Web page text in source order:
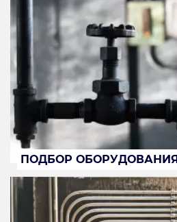
ПОДБОР ОБОРУДОВАНИЯ